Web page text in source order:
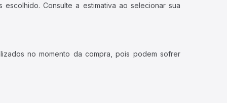
Consulte a estimativa ao selecionar sua
no momento da compra, pois podem sofrer